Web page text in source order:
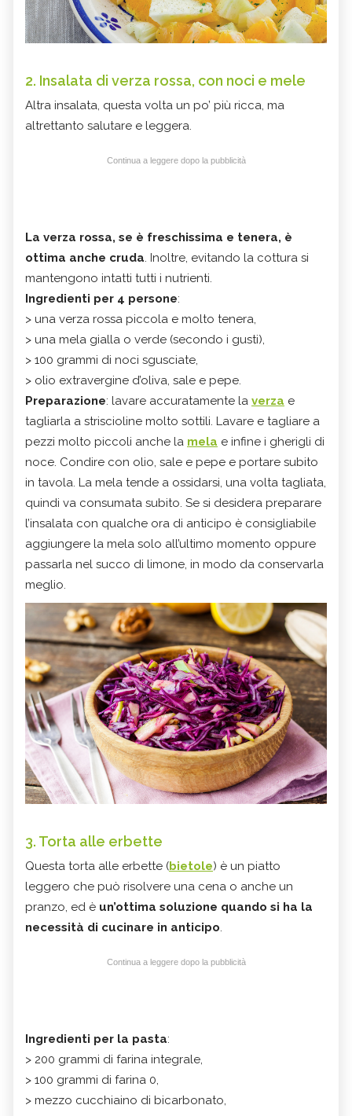
2. Insalata di verza rossa, con noci e mele
Altra insalata, questa volta un po’ più ricca, ma
altrettanto salutare e leggera.
Continua a leggere dopo la pubblicità
La verza rossa, se è freschissima e tenera, è
ottima anche cruda. Inoltre, evitando la cottura si
mantengono intatti tutti i nutrienti.
Ingredienti per 4 persone:
> una verza rossa piccola e molto tenera,
> una mela gialla o verde (secondo i gusti),
> 100 grammi di noci sgusciate,
> olio extravergine d’oliva, sale e pepe.
Preparazione: lavare accuratamente la verza e
tagliarla a striscioline molto sottili. Lavare e tagliare a
pezzi molto piccoli anche la mela e infine i gherigli di
noce. Condire con olio, sale e pepe e portare subito
in tavola. La mela tende a ossidarsi, una volta tagliata,
quindi va consumata subito. Se si desidera preparare
l’insalata con qualche ora di anticipo è consigliabile
aggiungere la mela solo all’ultimo momento oppure
passarla nel succo di limone, in modo da conservarla
meglio.
3. Torta alle erbette
Questa torta alle erbette (bietole) è un piatto
leggero che può risolvere una cena o anche un
pranzo, ed è un’ottima soluzione quando si ha la
necessità di cucinare in anticipo.
Continua a leggere dopo la pubblicità
Ingredienti per la pasta:
> 200 grammi di farina integrale,
> 100 grammi di farina 0,
> mezzo cucchiaino di bicarbonato,